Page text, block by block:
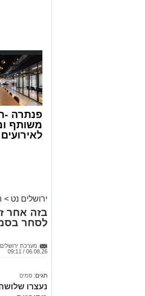
פנתרה -
משותף
לאירועים
ירושלים נט >
בזה אחר
לסחר
מערכת
06.08.26 / 09:11
תגים: סמים